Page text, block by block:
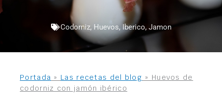
Codorniz, Huevos, Iberico, Jamon
Portada » Las recetas del blog » Huevos de
codorniz con jamón ibérico